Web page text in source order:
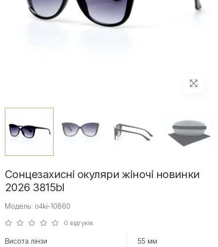
Сонцезахисні окуляри жіночі новинки
2026 3815bl
Модель: o4ki-10860
0 відгуків
Висота лінзи 55 мм